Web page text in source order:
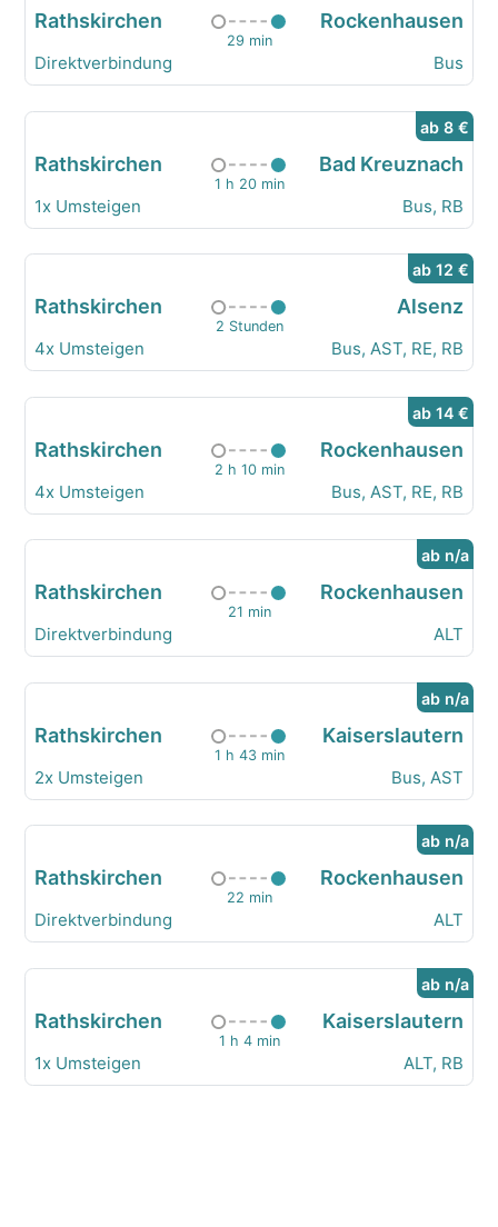
Rathskirchen
29 min
Rockenhausen
Direktverbindung Bus
ab 8 €
Rathskirchen
1 h 20 min
Bad Kreuznach
1x Umsteigen Bus, RB
ab 12 €
Rathskirchen
2 Stunden
Alsenz
4x Umsteigen Bus, AST, RE, RB
ab 14 €
Rathskirchen
2 h 10 min
Rockenhausen
4x Umsteigen Bus, AST, RE, RB
ab n/a
Rathskirchen
21 min
Rockenhausen
Direktverbindung ALT
ab n/a
Rathskirchen
1 h 43 min
Kaiserslautern
2x Umsteigen Bus, AST
ab n/a
Rathskirchen
22 min
Rockenhausen
Direktverbindung ALT
ab n/a
Rathskirchen
1 h 4 min
Kaiserslautern
1x Umsteigen ALT, RB